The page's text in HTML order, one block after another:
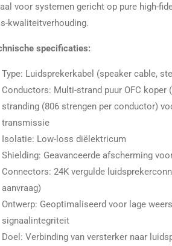
voor systemen gericht op pure high-
kwaliteitverhouding.
specificaties:
Type: Luidsprekerkabel (speaker cable,
Conductors: Multi-strand puur OFC koper
stranding (806 strengen per conductor)
transmissie
Isolatie: Low-loss diëlektricum
Shielding: Geavanceerde afscherming
Connectors: 24K vergulde
aanvraag)
Ontwerp: Geoptimaliseerd voor lage
signaalintegriteit
Doel: Verbinding van versterker naar